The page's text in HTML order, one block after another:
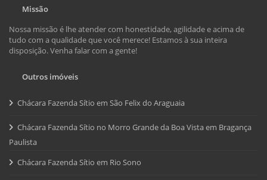
Missão
Nossa missão é lhe atender com honestidade, agilidade e acima de
tudo com a qualidade que você merece! Estamos à sua inteira
disposição. Venha falar com a gente!
Outros imóveis
Chácara Fazenda Sítio em São Felix do Araguaia
Chácara Fazenda Sítio no Morro Grande da Boa Vista em Bragança
Paulista
Chácara Fazenda Sítio em Rio Sono